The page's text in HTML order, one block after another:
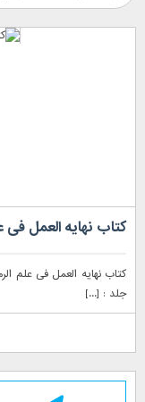
کتاب نهایه العمل فی
جلد : [...]